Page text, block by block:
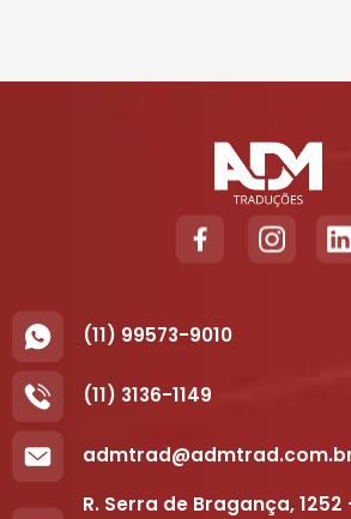
(11) 99573-9010
(11) 3136-1149
R. Serra de Bragança,